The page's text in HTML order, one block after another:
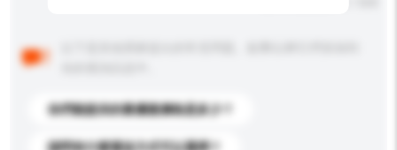
你們能提供的最優惠價格是多少？